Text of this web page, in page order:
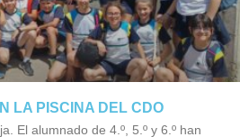
LA PISCINA DEL CDO
El alumnado de 4.º, 5.º y 6.º han